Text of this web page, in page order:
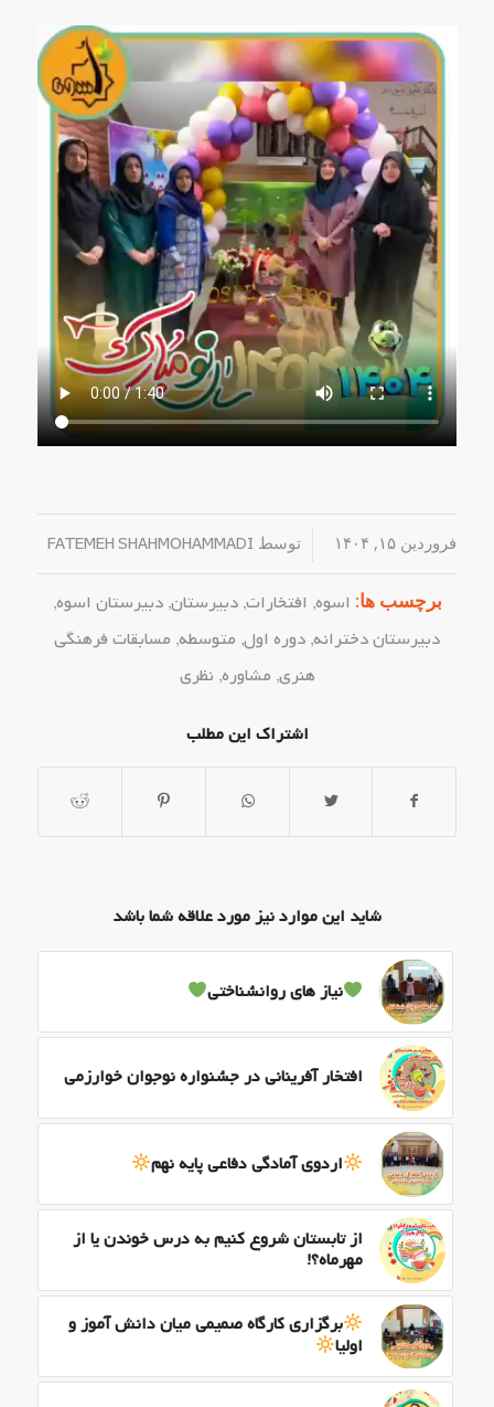
فروردین ۱۵, ۱۴۰۴ / توسط FATEMEH SHAHMOHAMMADI
برچسب ها: اسوه, افتخارات,دبیرستان,دبیرستان اسوه,
دبیرستان دخترانه, دوره اول, متوسطه, مسابقات فرهنگی
هنری, مشاوره, نظری
اشتراک این مطلب
شاید این موارد نیز مورد علاقه شما باشد
نیاز های روانشناختی
افتخار آفرینانی در جشنواره نوجوان خوارزمی
اردوی آمادگی دفاعی پایه نهم
از تابستان شروع کنیم به درس خوندن یا از
مهرماه؟!
برگزاری کارگاه صمیمی میان دانش آموز و
اولیا